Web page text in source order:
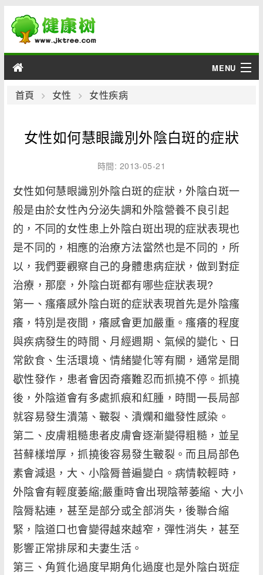
MENU
男性
綜合
疾病
首頁 女性 女性疾病
女性如何慧眼識別外陰白斑的症狀
時間: 2013-05-21
女性如何慧眼識別外陰白斑的症狀，外陰白斑一
般是由於女性內分泌失調和外陰營養不良引起
的，不同的女性患上外陰白斑出現的症狀表現也
是不同的，相應的治療方法當然也是不同的，所
以，我們要觀察自己的身體患病症狀，做到對症
治療，那麼，外陰白斑都有哪些症狀表現?
第一、瘙癢感外陰白斑的症狀表現首先是外陰瘙
癢，特別是夜間，癢感會更加嚴重。瘙癢的程度
與疾病發生的時間、月經週期、氣候的變化、日
常飲食、生活環境、情緒變化等有關，通常是間
歇性發作，患者會因奇癢難忍而抓撓不停。抓撓
後，外陰道會有多處抓痕和紅腫，時間一長局部
就容易發生潰蕩、皸裂、潰爛和繼發性感染。
第二、皮膚粗糙患者皮膚會逐漸變得粗糙，並呈
苔蘚樣增厚，抓撓後容易發生皸裂。而且局部色
素會減退，大、小陰脣普遍變白。病情較輕時，
外陰會有輕度萎縮;嚴重時會出現陰蒂萎縮、大小
陰脣粘連，甚至是部分或全部消失，後聯合縮
緊，陰道口也會變得越來越窄，彈性消失，甚至
影響正常排尿和夫妻生活。
第三、角質化過度早期角化過度也是外陰白斑症